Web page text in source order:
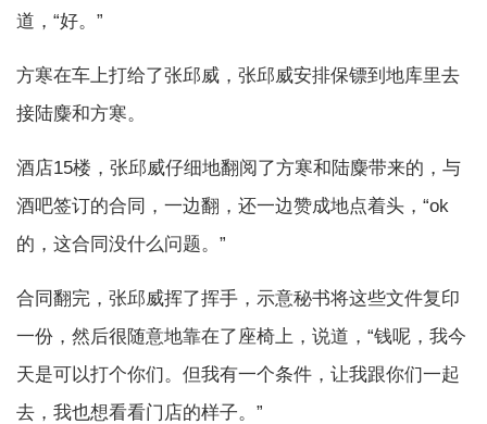
道，“好。”
方寒在车上打给了张邱威，张邱威安排保镖到地库里去
接陆麋和方寒。
酒店15楼，张邱威仔细地翻阅了方寒和陆麋带来的，与
酒吧签订的合同，一边翻，还一边赞成地点着头，“ok
的，这合同没什么问题。”
合同翻完，张邱威挥了挥手，示意秘书将这些文件复印
一份，然后很随意地靠在了座椅上，说道，“钱呢，我今
天是可以打个你们。但我有一个条件，让我跟你们一起
去，我也想看看门店的样子。”